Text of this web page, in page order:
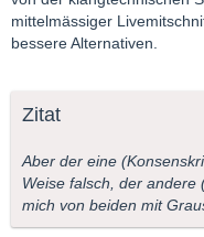
mittelmässiger
bessere Alternativen.
Zitat
Aber der eine
Weise falsch, der andere
mich von beiden mit